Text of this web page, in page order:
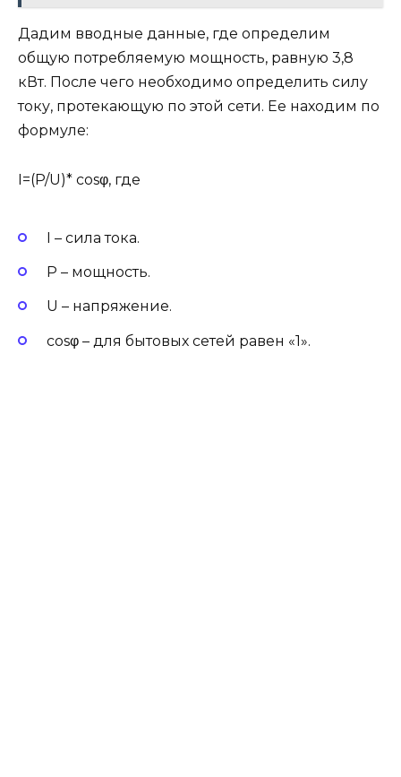
Дадим вводные данные, где определим
общую потребляемую мощность, равную 3,8
кВт. После чего необходимо определить силу
току, протекающую по этой сети. Ее находим по
формуле:
I=(P/U)* cosφ, где
I – сила тока.
P – мощность.
U – напряжение.
cosφ – для бытовых сетей равен «1».